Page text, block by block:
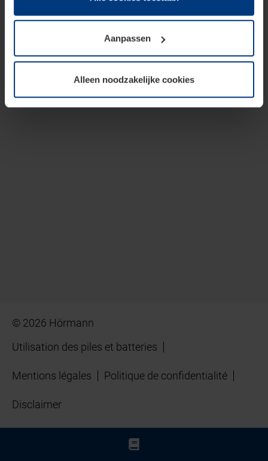
van deze pagina's absoluut vereist is. Voor alle andere
soorten cookies is uw toestemming benodigd. Uw
toestemming kunt u op elk moment bij de uitleg van de
wijzigen of herroepen.
Aanpassen
Alleen noodzakelijke cookies
© 2026 Hörmann
Utilisation des piles et batteries
Mentions légales Politique de confidentialité
Disclaimer